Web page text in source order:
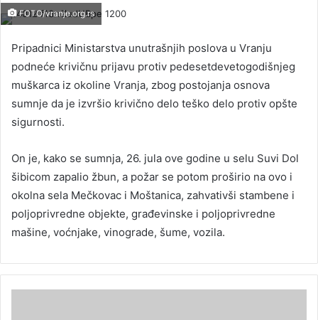
FOTO/vranje.org.rs
Pripadnici Ministarstva unutrašnjih poslova u Vranju
podneće krivičnu prijavu protiv pedesetdevetogodišnjeg
muškarca iz okoline Vranja, zbog postojanja osnova
sumnje da je izvršio krivično delo teško delo protiv opšte
sigurnosti.
On je, kako se sumnja, 26. jula ove godine u selu Suvi Dol
šibicom zapalio žbun, a požar se potom proširio na ovo i
okolna sela Mečkovac i Moštanica, zahvativši stambene i
poljoprivredne objekte, građevinske i poljoprivredne
mašine, voćnjake, vinograde, šume, vozila.